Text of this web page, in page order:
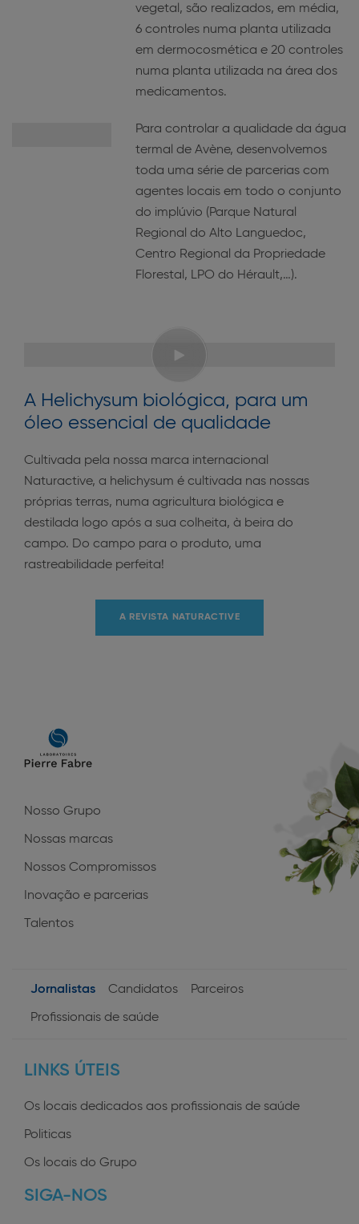
vegetal, são realizados, em média,
6 controles numa planta utilizada
em dermocosmética e 20 controles
numa planta utilizada na área dos
medicamentos.
Para controlar a qualidade da água
termal de Avène, desenvolvemos
toda uma série de parcerias com
agentes locais em todo o conjunto
do implúvio (Parque Natural
Regional do Alto Languedoc,
Centro Regional da Propriedade
Florestal, LPO do Hérault,…).
A Helichysum biológica, para um
óleo essencial de qualidade
Cultivada pela nossa marca internacional
Naturactive, a helichysum é cultivada nas nossas
próprias terras, numa agricultura biológica e
destilada logo após a sua colheita, à beira do
campo. Do campo para o produto, uma
rastreabilidade perfeita!
A REVISTA NATURACTIVE
Main
navigation
Nosso Grupo
Nossas marcas
Nossos Compromissos
Inovação e parcerias
Talentos
User
Jornalistas Candidatos Parceiros
Profissionais de saúde
LINKS ÚTEIS
Os locais dedicados aos profissionais de saúde
Politicas
Os locais do Grupo
SIGA-NOS